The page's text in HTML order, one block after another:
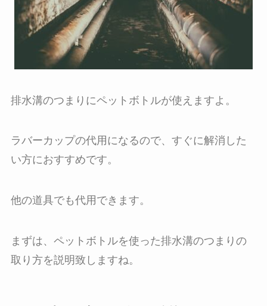
排水溝のつまりにペットボトルが使えますよ。
ラバーカップの代用になるので、すぐに解消した
い方におすすめです。
他の道具でも代用できます。
まずは、ペットボトルを使った排水溝のつまりの
取り方を説明致しますね。